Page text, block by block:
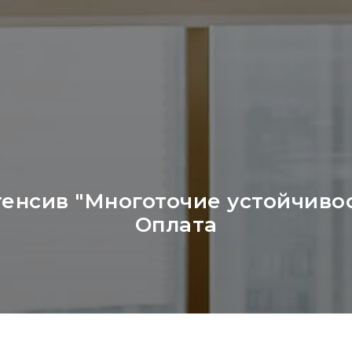
"Многоточие
Оплата